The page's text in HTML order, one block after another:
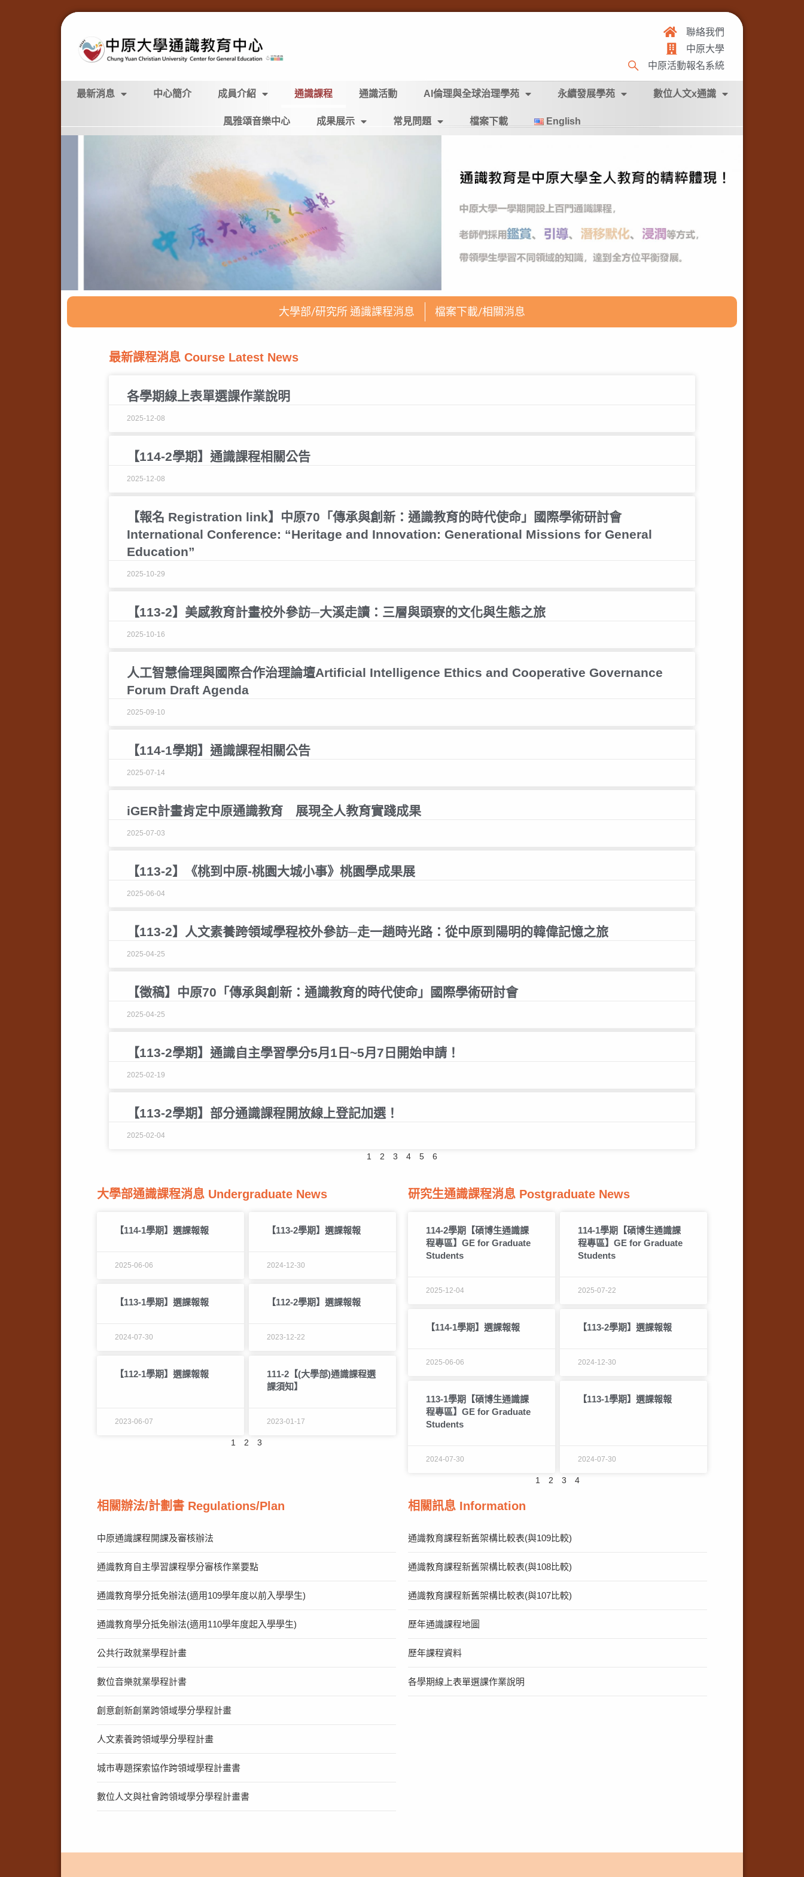
聯絡我們
中原大學
中原活動報名系統
最新消息 中心簡介 成員介紹 通識課程 通識活動 AI倫理與全球治理學苑 永續發展學苑 數位人文x通識
風雅頌音樂中心 成果展示 常見問題 檔案下載 English
大學部/研究所 通識課程消息 檔案下載/相關消息
最新課程消息 Course Latest News
各學期線上表單選課作業說明
2025-12-08
【114-2學期】通識課程相關公告
2025-12-08
【報名 Registration link】中原70「傳承與創新：通識教育的時代使命」國際學術研討會
International Conference: “Heritage and Innovation: Generational Missions for General
Education”
2025-10-29
【113-2】美感教育計畫校外參訪─大溪走讀：三層與頭寮的文化與生態之旅
2025-10-16
人工智慧倫理與國際合作治理論壇Artificial Intelligence Ethics and Cooperative Governance
Forum Draft Agenda
2025-09-10
【114-1學期】通識課程相關公告
2025-07-14
iGER計畫肯定中原通識教育 展現全人教育實踐成果
2025-07-03
【113-2】《桃到中原-桃園大城小事》桃園學成果展
2025-06-04
【113-2】人文素養跨領域學程校外參訪─走一趟時光路：從中原到陽明的韓偉記憶之旅
2025-04-25
【徵稿】中原70「傳承與創新：通識教育的時代使命」國際學術研討會
2025-04-25
【113-2學期】通識自主學習學分5月1日~5月7日開始申請！
2025-02-19
【113-2學期】部分通識課程開放線上登記加選！
2025-02-04
1 2 3 4 5 6
大學部通識課程消息 Undergraduate News
【114-1學期】選課報報
2025-06-06
【113-2學期】選課報報
2024-12-30
【113-1學期】選課報報
2024-07-30
【112-2學期】選課報報
2023-12-22
【112-1學期】選課報報
2023-06-07
111-2【(大學部)通識課程選
課須知】
2023-01-17
1 2 3
研究生通識課程消息 Postgraduate News
114-2學期【碩博生通識課
程專區】GE for Graduate
Students
2025-12-04
114-1學期【碩博生通識課
程專區】GE for Graduate
Students
2025-07-22
【114-1學期】選課報報
2025-06-06
【113-2學期】選課報報
2024-12-30
113-1學期【碩博生通識課
程專區】GE for Graduate
Students
2024-07-30
【113-1學期】選課報報
2024-07-30
1 2 3 4
相關辦法/計劃書 Regulations/Plan
中原通識課程開課及審核辦法
通識教育自主學習課程學分審核作業要點
通識教育學分抵免辦法(適用109學年度以前入學學生)
通識教育學分抵免辦法(適用110學年度起入學學生)
公共行政就業學程計畫
數位音樂就業學程計書
創意創新創業跨領域學分學程計畫
人文素養跨領域學分學程計畫
城市專題探索協作跨領域學程計畫書
數位人文與社會跨領域學分學程計畫書
相關訊息 Information
通識教育課程新舊架構比較表(與109比較)
通識教育課程新舊架構比較表(與108比較)
通識教育課程新舊架構比較表(與107比較)
歷年通識課程地圖
歷年課程資料
各學期線上表單選課作業說明